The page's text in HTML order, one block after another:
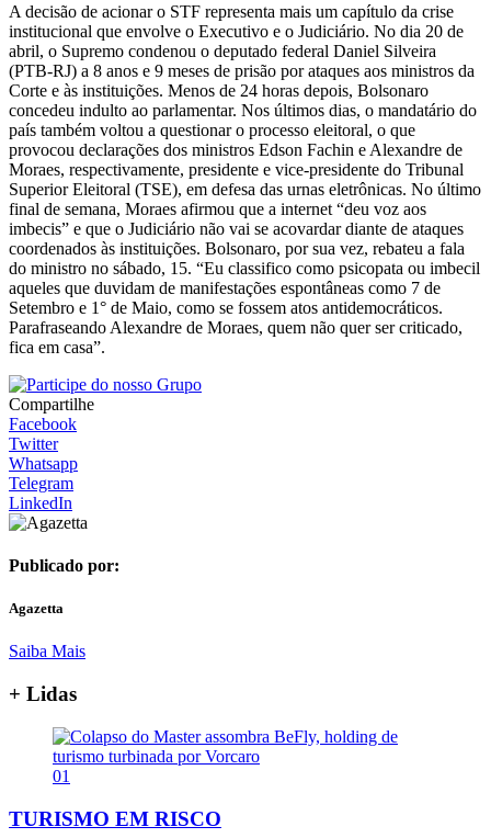
A decisão de acionar o STF representa mais um capítulo da crise
institucional que envolve o Executivo e o Judiciário. No dia 20 de
abril, o Supremo condenou o deputado federal Daniel Silveira
(PTB-RJ) a 8 anos e 9 meses de prisão por ataques aos ministros da
Corte e às instituições. Menos de 24 horas depois, Bolsonaro
concedeu indulto ao parlamentar. Nos últimos dias, o mandatário do
país também voltou a questionar o processo eleitoral, o que
provocou declarações dos ministros Edson Fachin e Alexandre de
Moraes, respectivamente, presidente e vice-presidente do Tribunal
Superior Eleitoral (TSE), em defesa das urnas eletrônicas. No último
final de semana, Moraes afirmou que a internet “deu voz aos
imbecis” e que o Judiciário não vai se acovardar diante de ataques
coordenados às instituições. Bolsonaro, por sua vez, rebateu a fala
do ministro no sábado, 15. “Eu classifico como psicopata ou imbecil
aqueles que duvidam de manifestações espontâneas como 7 de
Setembro e 1° de Maio, como se fossem atos antidemocráticos.
Parafraseando Alexandre de Moraes, quem não quer ser criticado,
fica em casa”.
Compartilhe
Facebook
Twitter
Whatsapp
Telegram
LinkedIn
Publicado por:
Agazetta
Saiba Mais
+ Lidas
01
TURISMO EM RISCO